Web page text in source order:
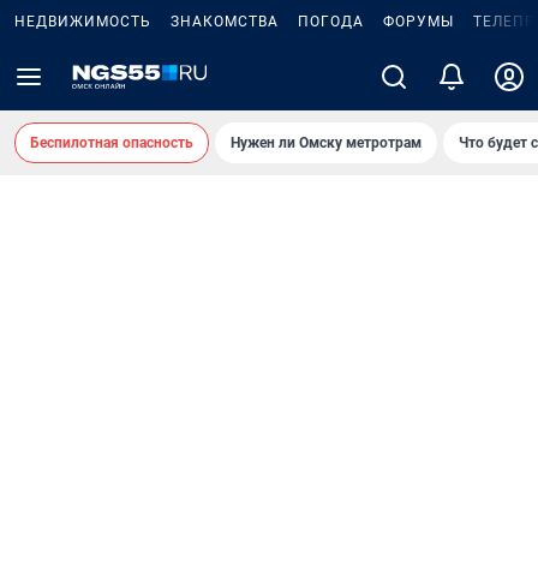
НЕДВИЖИМОСТЬ ЗНАКОМСТВА ПОГОДА ФОРУМЫ
Беспилотная опасность Нужен ли Омску метротрам Что будет